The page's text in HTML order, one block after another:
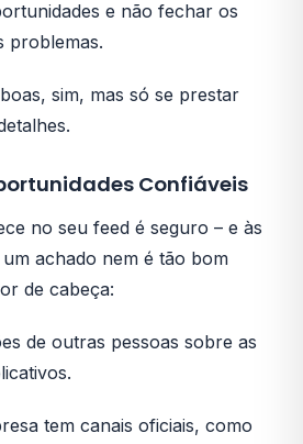
e não fechar os
problemas.
sim, mas só se prestar
Confiáveis
no seu feed é seguro – e às
achado nem é tão bom
de cabeça:
de outras pessoas sobre as
tem canais oficiais, como